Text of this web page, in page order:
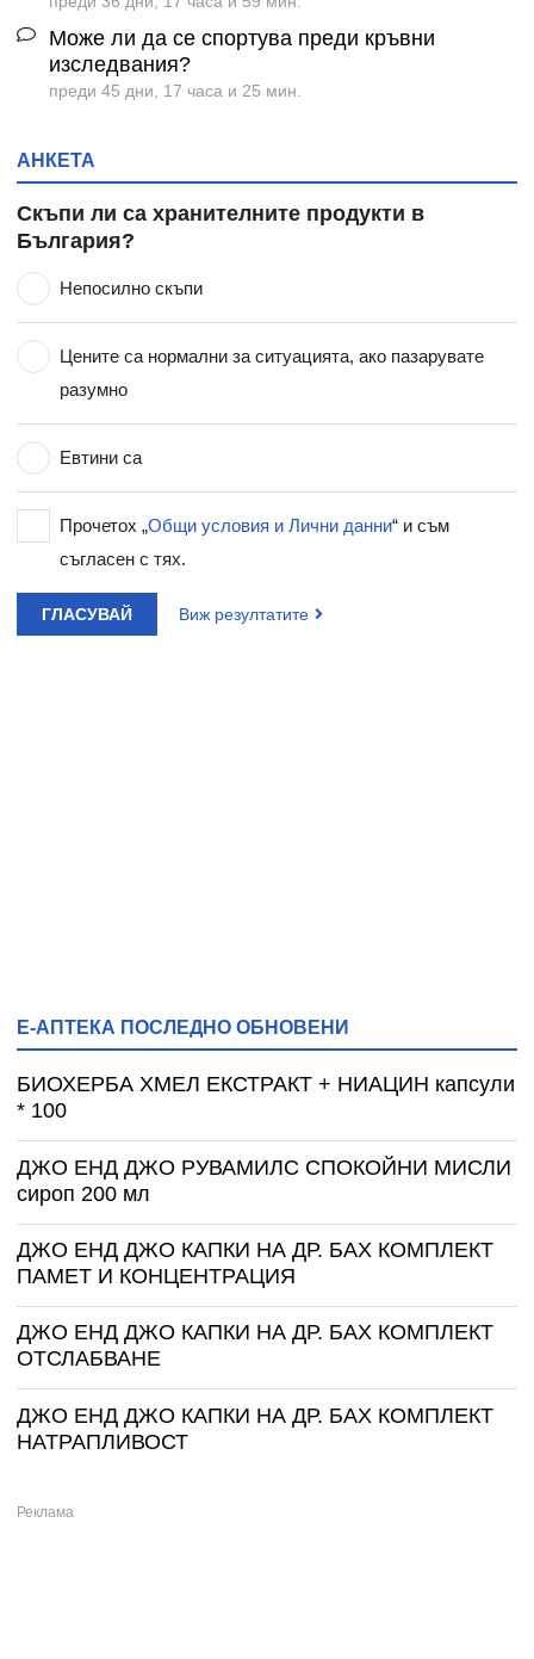
Може ли да се спортува преди кръвни
изследвания?
преди 45 дни, 17 часа и 25 мин.
АНКЕТА
Скъпи ли са хранителните продукти в
България?
Непосилно скъпи
Цените са нормални за ситуацията, ако пазарувате
разумно
Евтини са
Прочетох „Общи условия и Лични данни“ и съм
съгласен с тях.
ГЛАСУВАЙ Виж резултатите
Е-АПТЕКА ПОСЛЕДНО ОБНОВЕНИ
БИОХЕРБА ХМЕЛ ЕКСТРАКТ + НИАЦИН капсули
* 100
ДЖО ЕНД ДЖО РУВАМИЛС СПОКОЙНИ МИСЛИ
сироп 200 мл
ДЖО ЕНД ДЖО КАПКИ НА ДР. БАХ КОМПЛЕКТ
ПАМЕТ И КОНЦЕНТРАЦИЯ
ДЖО ЕНД ДЖО КАПКИ НА ДР. БАХ КОМПЛЕКТ
ОТСЛАБВАНЕ
ДЖО ЕНД ДЖО КАПКИ НА ДР. БАХ КОМПЛЕКТ
НАТРАПЛИВОСТ